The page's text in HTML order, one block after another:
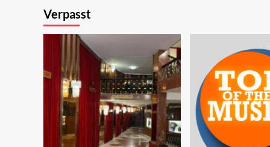
Verpasst